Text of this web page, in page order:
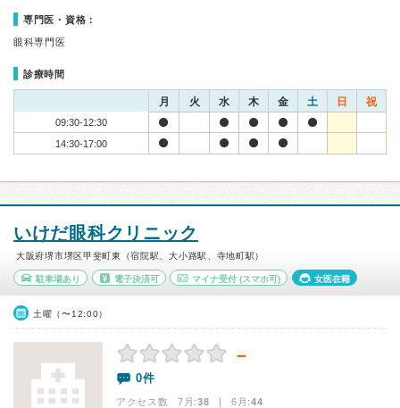
専門医・資格：
眼科専門医
診療時間
月 火 水 木 金 土 日 祝
09:30-12:30
14:30-17:00
いけだ眼科クリニック
大阪府堺市堺区甲斐町東（宿院駅、大小路駅、寺地町駅）
駐車場あり 電子決済可 マイナ受付 (スマホ可) 女医在籍
土曜（〜12:00）
－
0件
アクセス数 7月:38 | 6月:44